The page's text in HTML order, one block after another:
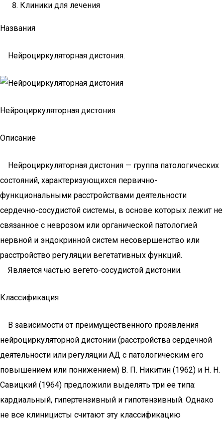
Клиники для лечения
Названия
Нейроциркуляторная дистония.
Нейроциркуляторная дистония
Описание
Нейроциркуляторная дистония — группа патологических
состояний, характеризующихся первично-
функциональными расстройствами деятельности
сердечно-сосудистой системы, в основе которых лежит не
связанное с неврозом или органической патологией
нервной и эндокринной систем несовершенство или
расстройство регуляции вегетативных функций.
Является частью вегето-сосудистой дистонии.
Классификация
В зависимости от преимущественного проявления
нейроциркуляторной дистонии (расстройства сердечной
деятельности или регуляции АД с патологическим его
повышением или понижением) В. П. Никитин (1962) и Н. Н.
Савицкий (1964) предложили выделять три ее типа:
кардиальный, гипертензивный и гипотензивный. Однако
не все клиницисты считают эту классификацию